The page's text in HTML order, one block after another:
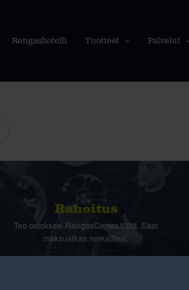
Rengashotelli Tuotteet Palvelut
Rahoitus
Tee ostoksesi RengasCenter-tilillä. Saat
maksuaikaa renkaillesi.